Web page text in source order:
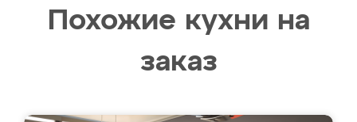
Похожие кухни на
заказ